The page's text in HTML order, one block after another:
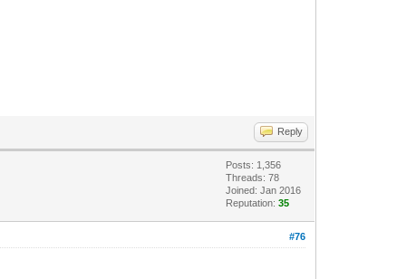
Reply
Posts: 1,356
Threads: 78
Joined: Jan 2016
Reputation:35
#76